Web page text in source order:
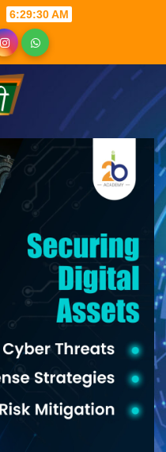
6:29:31 AM